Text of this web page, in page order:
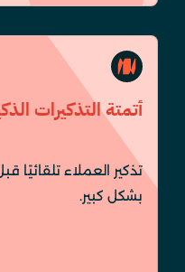
أتمتة التذكيرات
تذكير العملاء تلقائيًا
بشكل كبير.